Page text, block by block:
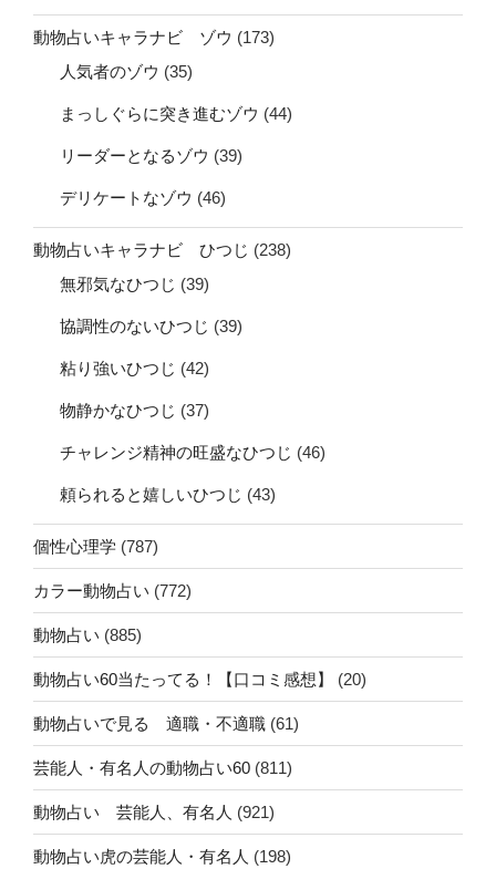
動物占いキャラナビ ゾウ (173)
人気者のゾウ (35)
まっしぐらに突き進むゾウ (44)
リーダーとなるゾウ (39)
デリケートなゾウ (46)
動物占いキャラナビ ひつじ (238)
無邪気なひつじ (39)
協調性のないひつじ (39)
粘り強いひつじ (42)
物静かなひつじ (37)
チャレンジ精神の旺盛なひつじ (46)
頼られると嬉しいひつじ (43)
個性心理学 (787)
カラー動物占い (772)
動物占い (885)
動物占い60当たってる！【口コミ感想】 (20)
動物占いで見る 適職・不適職 (61)
芸能人・有名人の動物占い60 (811)
動物占い 芸能人、有名人 (921)
動物占い虎の芸能人・有名人 (198)